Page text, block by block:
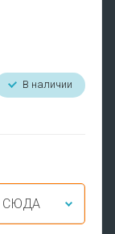
В наличии